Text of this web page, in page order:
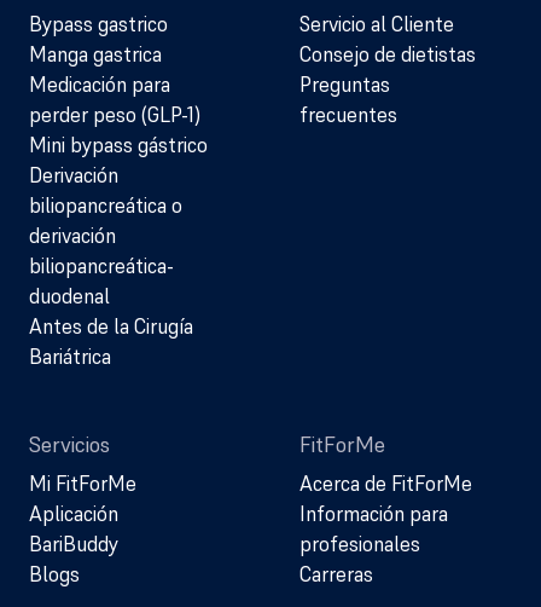
Bypass gastrico
Manga gastrica
Medicación para
perder peso (GLP-1)
Mini bypass gástrico
Derivación
biliopancreática o
derivación
biliopancreática-
duodenal
Antes de la Cirugía
Bariátrica
Servicio al Cliente
Consejo de dietistas
Preguntas
frecuentes
Servicios
Mi FitForMe
Aplicación
BariBuddy
Blogs
FitForMe
Acerca de FitForMe
Información para
profesionales
Carreras